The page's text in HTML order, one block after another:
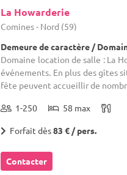
La Howarderie
Comines - Nord (59)
Demeure de caractère /
Domaine location de salle : La
événements. En plus des gîtes
fête peuvent accueillir de
1-250 58 max
Forfait dès83 € / pers.
Contacter